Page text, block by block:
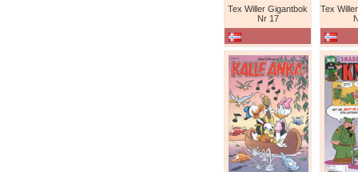
Tex Willer Gigantbok
Nr 17